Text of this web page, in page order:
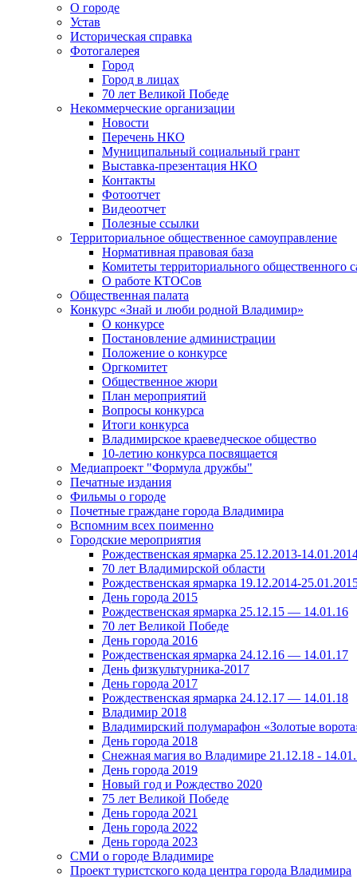
О городе
Устав
Историческая справка
Фотогалерея
Город
Город в лицах
70 лет Великой Победе
Некоммерческие организации
Новости
Перечень НКО
Муниципальный социальный грант
Выставка-презентация НКО
Контакты
Фотоотчет
Видеоотчет
Полезные ссылки
Территориальное общественное самоуправление
Нормативная правовая база
Комитеты территориального общественного
О работе КТОСов
Общественная палата
Конкурс «Знай и люби родной Владимир»
О конкурсе
Постановление администрации
Положение о конкурсе
Оргкомитет
Общественное жюри
План мероприятий
Вопросы конкурса
Итоги конкурса
Владимирское краеведческое общество
10-летию конкурса посвящается
Медиапроект "Формула дружбы"
Печатные издания
Фильмы о городе
Почетные граждане города Владимира
Вспомним всех поименно
Городские мероприятия
Рождественская ярмарка 25.12.2013-
70 лет Владимирской области
Рождественская ярмарка 19.12.2014-
День города 2015
Рождественская ярмарка 25.12.15 — 14.01.16
70 лет Великой Победе
День города 2016
Рождественская ярмарка 24.12.16 — 14.01.17
День физкультурника-2017
День города 2017
Рождественская ярмарка 24.12.17 — 14.01.18
Владимир 2018
Владимирский полумарафон «Золотые
День города 2018
Снежная магия во Владимире 21.12.18 -
День города 2019
Новый год и Рождество 2020
75 лет Великой Победе
День города 2021
День города 2022
День города 2023
СМИ о городе Владимире
Проект туристского кода центра города Владимира